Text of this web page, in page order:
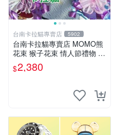
台南卡拉貓專賣店 5902
台南卡拉貓專賣店 MOMO熊
花束 猴子花束 情人節禮物 二
選一 可繡字 可今天寄明天到
$2,380